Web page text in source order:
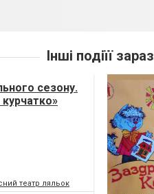
Інші подіїї зараз
сезону.
театр ляльок